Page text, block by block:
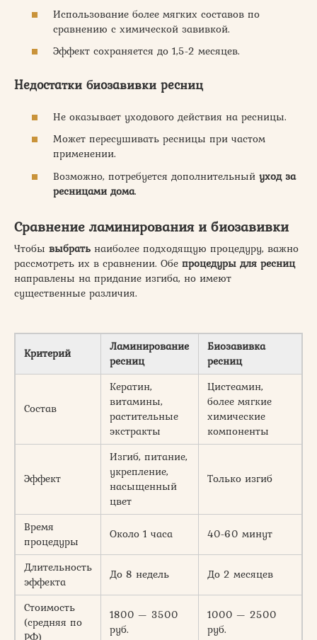
Использование более мягких составов по
сравнению с химической завивкой.
Эффект сохраняется до 1,5-2 месяцев.
Недостатки биозавивки ресниц
Не оказывает уходового действия на ресницы.
Может пересушивать ресницы при частом
применении.
Возможно, потребуется дополнительный уход за
ресницами дома.
Сравнение ламинирования и биозавивки
Чтобы выбрать наиболее подходящую процедуру, важно
рассмотреть их в сравнении. Обе процедуры для ресниц
направлены на придание изгиба, но имеют
существенные различия.
Критерий
Ламинирование
ресниц
Биозавивка
ресниц
Состав
Кератин,
витамины,
растительные
экстракты
Цистеамин,
более мягкие
химические
компоненты
Эффект
Изгиб, питание,
укрепление,
насыщенный
цвет
Только изгиб
Время
процедуры
Около 1 часа 40-60 минут
Длительность
эффекта
До 8 недель До 2 месяцев
Стоимость
(средняя по
РФ)
1800 — 3500
руб.
1000 — 2500
руб.